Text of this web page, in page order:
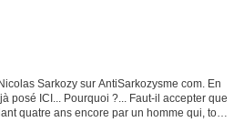
Sarkozy sur AntiSarkozysme com. En
posé ICI... Pourquoi ?... Faut-il accepter que
quatre ans encore par un homme qui, tout